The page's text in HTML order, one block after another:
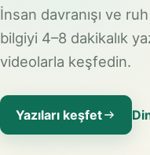
İnsan davranışı ve
bilgiyi 4–8 dakikalık
videolarla keşfedin.
Yazıları keşfet